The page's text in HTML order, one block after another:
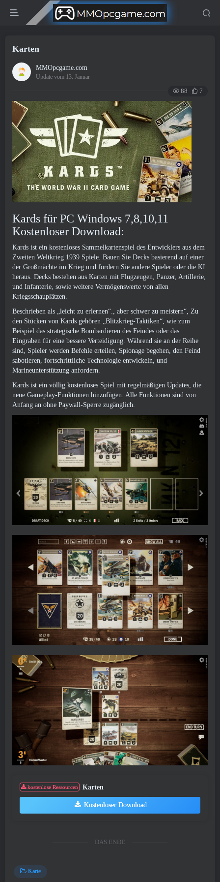
Karten
MMOpcgame.com
Update vom 13. Januar
88 7
Kards für PC Windows 7,8,10,11
Kostenloser Download:
Kards ist ein kostenloses Sammelkartenspiel des Entwicklers aus dem
Zweiten Weltkrieg 1939 Spiele. Bauen Sie Decks basierend auf einer
der Großmächte im Krieg und fordern Sie andere Spieler oder die KI
heraus. Decks bestehen aus Karten mit Flugzeugen, Panzer, Artillerie,
und Infanterie, sowie weitere Vermögenswerte von allen
Kriegsschauplätzen.
Beschrieben als „leicht zu erlernen“., aber schwer zu meistern“, Zu
den Stücken von Kards gehören „Blitzkrieg-Taktiken“, wie zum
Beispiel das strategische Bombardieren des Feindes oder das
Eingraben für eine bessere Verteidigung. Während sie an der Reihe
sind, Spieler werden Befehle erteilen, Spionage begehen, den Feind
sabotieren, fortschrittliche Technologie entwickeln, und
Marineunterstützung anfordern.
Kards ist ein völlig kostenloses Spiel mit regelmäßigen Updates, die
neue Gameplay-Funktionen hinzufügen. Alle Funktionen sind von
Anfang an ohne Paywall-Sperre zugänglich.
kostenlose Ressourcen Karten
Kostenloser Download
DAS ENDE
Karte